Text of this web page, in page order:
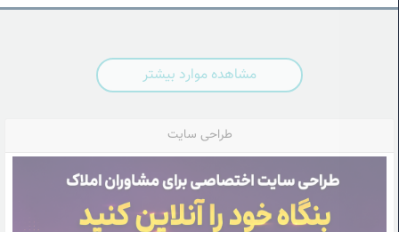
مشاهده موارد بیشتر
طراحی سایت